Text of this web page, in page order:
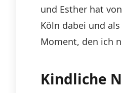
und Esther hat
Köln dabei und
Moment, den ich
Kindliche